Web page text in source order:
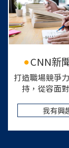
CNN新
打造職場競爭
持，從容面
我有興